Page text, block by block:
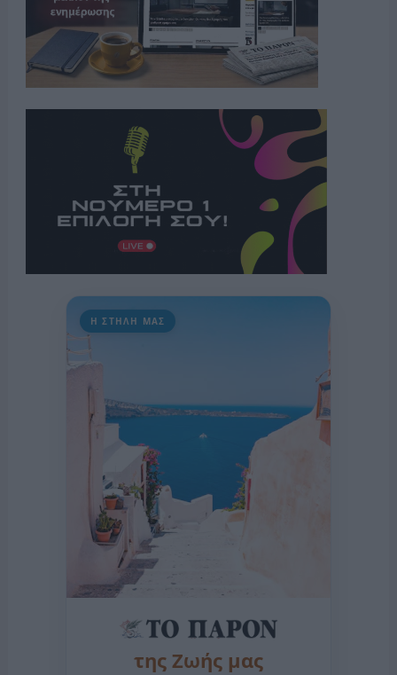
Η ΣΤΗΛΗ ΜΑΣ
της Ζωής μας